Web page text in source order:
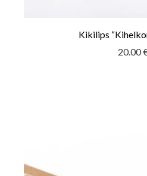
Kikilips
20.00